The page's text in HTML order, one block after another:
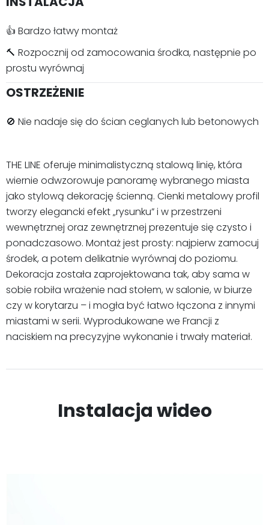
👍 Bardzo łatwy montaż
🔨 Rozpocznij od zamocowania środka, następnie po
prostu wyrównaj
OSTRZEŻENIE
🚫 Nie nadaje się do ścian ceglanych lub betonowych
THE LINE oferuje minimalistyczną stalową linię, która
wiernie odwzorowuje panoramę wybranego miasta
jako stylową dekorację ścienną. Cienki metalowy profil
tworzy elegancki efekt „rysunku” i w przestrzeni
wewnętrznej oraz zewnętrznej prezentuje się czysto i
ponadczasowo. Montaż jest prosty: najpierw zamocuj
środek, a potem delikatnie wyrównaj do poziomu.
Dekoracja została zaprojektowana tak, aby sama w
sobie robiła wrażenie nad stołem, w salonie, w biurze
czy w korytarzu – i mogła być łatwo łączona z innymi
miastami w serii. Wyprodukowane we Francji z
naciskiem na precyzyjne wykonanie i trwały materiał.
Instalacja wideo